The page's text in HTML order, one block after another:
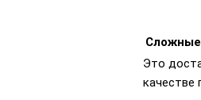
Это
качестве